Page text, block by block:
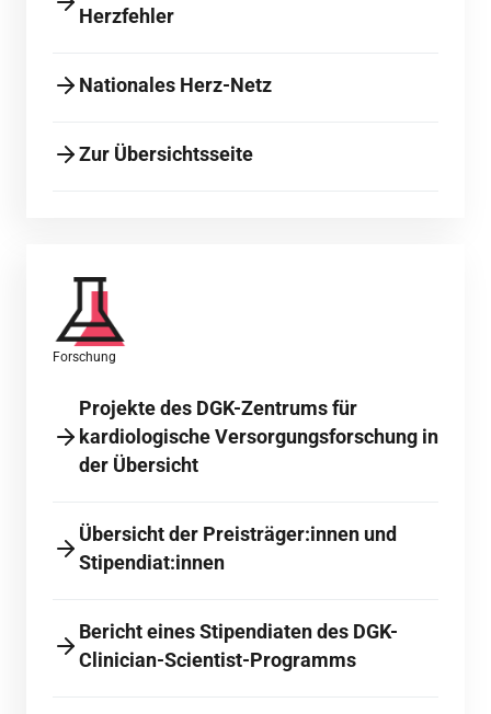
Herzfehler
Nationales Herz-Netz
Zur Übersichtsseite
Forschung
Projekte des DGK-Zentrums für
kardiologische Versorgungsforschung in
der Übersicht
Übersicht der Preisträger:innen und
Stipendiat:innen
Bericht eines Stipendiaten des DGK-
Clinician-Scientist-Programms